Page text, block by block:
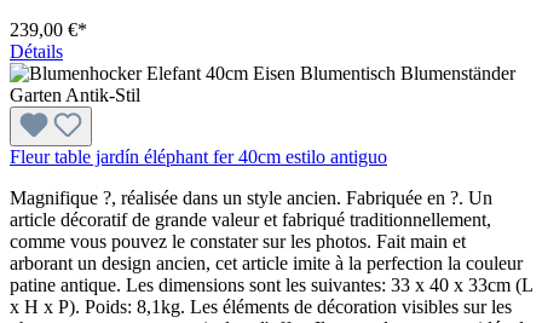
239,00 €*
Détails
Fleur table jardín éléphant fer 40cm estilo antiguo
Magnifique ?, réalisée dans un style ancien. Fabriquée en ?. Un
article décoratif de grande valeur et fabriqué traditionnellement,
comme vous pouvez le constater sur les photos. Fait main et
arborant un design ancien, cet article imite à la perfection la couleur
patine antique. Les dimensions sont les suivantes: 33 x 40 x 33cm (L
x H x P). Poids: 8,1kg. Les éléments de décoration visibles sur les